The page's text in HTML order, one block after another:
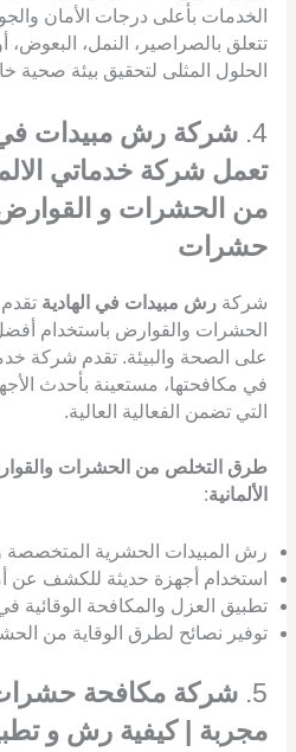
الخدمات بأعلى درجات الأمان
تتعلق بالصراصير، النمل، البعوض،
الحلول المثلى لتحقيق بيئة صحية
4. شركة رش مبيدات في
تعمل شركة خدماتي
من الحشرات و
حشرات
شركة رش مبيدات في الهادية
الحشرات والقوارض باستخدام أفضل
على الصحة والبيئة. تقدم شركة
في مكافحتها، مستعينة بأحدث
التي تضمن الفعالية العالية.
طرق التخلص من الحشرات
الألمانية:
رش المبيدات الحشرية المتخصصة
استخدام أجهزة حديثة للكشف عن
تطبيق العزل والمكافحة الوقائية
توفير نصائح لطرق الوقاية من
5. شركة مكافحة حشرات
مجربة | كيفية رش و